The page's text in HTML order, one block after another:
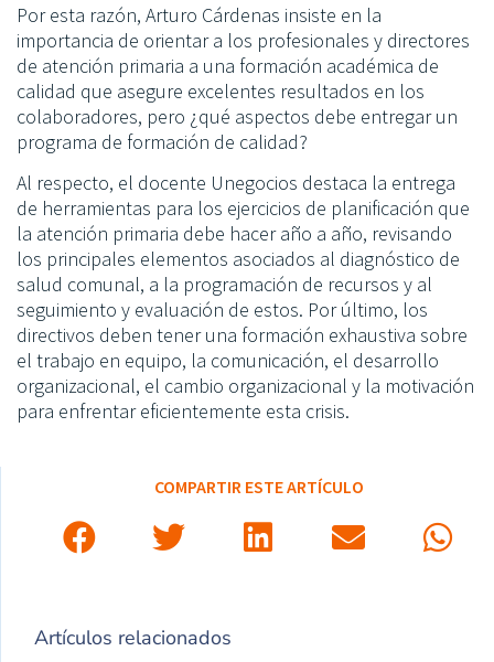
Por esta razón, Arturo Cárdenas insiste en la
importancia de orientar a los profesionales y directores
de atención primaria a una formación académica de
calidad que asegure excelentes resultados en los
colaboradores, pero ¿qué aspectos debe entregar un
programa de formación de calidad?
Al respecto, el docente Unegocios destaca la entrega
de herramientas para los ejercicios de planificación que
la atención primaria debe hacer año a año, revisando
los principales elementos asociados al diagnóstico de
salud comunal, a la programación de recursos y al
seguimiento y evaluación de estos. Por último, los
directivos deben tener una formación exhaustiva sobre
el trabajo en equipo, la comunicación, el desarrollo
organizacional, el cambio organizacional y la motivación
para enfrentar eficientemente esta crisis.
COMPARTIR ESTE ARTÍCULO
Artículos relacionados